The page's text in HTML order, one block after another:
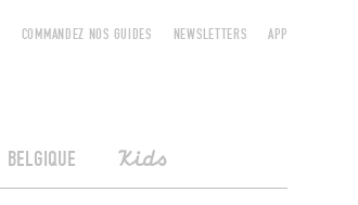
BELGIQUE Kids
COMMANDEZ NOS GUIDES NEWSLETTERS APP